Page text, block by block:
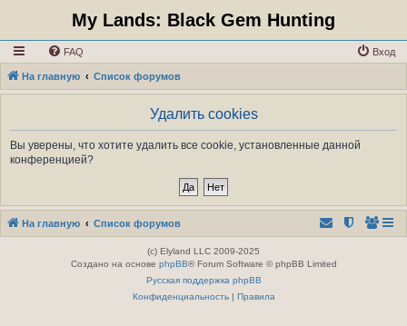
My Lands: Black Gem Hunting
FAQ Вход
На главную Список форумов
Удалить cookies
Вы уверены, что хотите удалить все cookie, установленные данной
конференцией?
На главную Список форумов
(c) Elyland LLC 2009-2025
Создано на основе phpBB® Forum Software © phpBB Limited
Русская поддержка phpBB
Конфиденциальность| Правила